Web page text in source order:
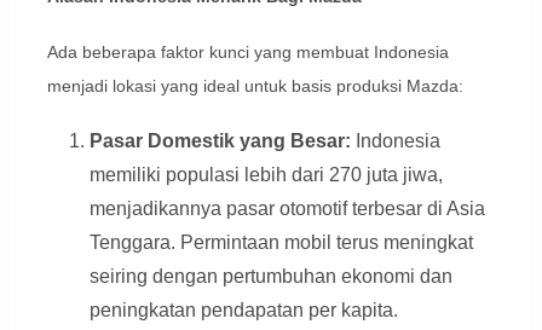
Ada beberapa faktor kunci yang membuat Indonesia
menjadi lokasi yang ideal untuk basis produksi Mazda:
Pasar Domestik yang Besar: Indonesia
memiliki populasi lebih dari 270 juta jiwa,
menjadikannya pasar otomotif terbesar di Asia
Tenggara. Permintaan mobil terus meningkat
seiring dengan pertumbuhan ekonomi dan
peningkatan pendapatan per kapita.